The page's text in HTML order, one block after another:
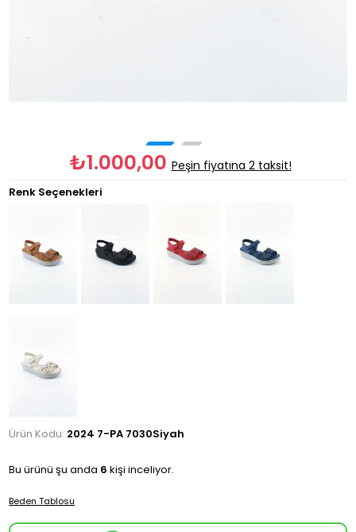
₺1.000,00 Peşin fiyatına 2 taksit!
Renk Seçenekleri
Ürün Kodu: 2024 7-PA 7030Siyah
Bu ürünü şu anda 6 kişi inceliyor.
Beden Tablosu